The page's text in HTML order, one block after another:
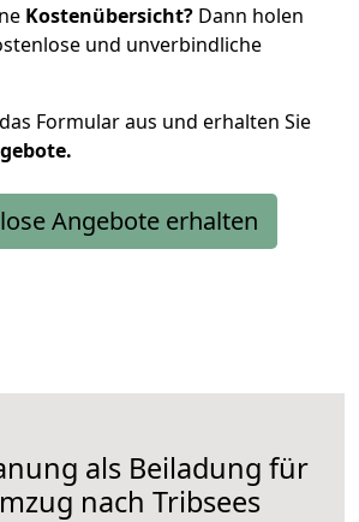
Kostenübersicht? Dann holen
und unverbindliche
Formular aus und erhalten Sie
Angebote erhalten
als Beiladung für
nach Tribsees